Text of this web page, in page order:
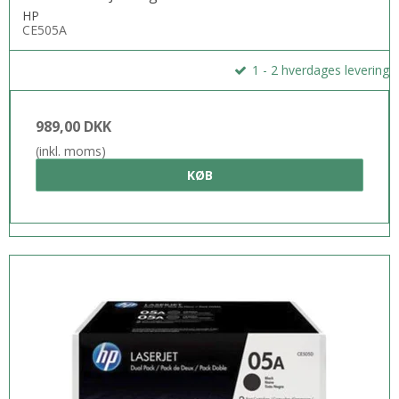
en yderligere garanti. HP er ikke ansvarlig for tekniske eller
redaktionelle fejl eller udeladelser heri.
HP
CE505A
1 - 2 hverdages levering
989,00 DKK
(inkl. moms)
KØB